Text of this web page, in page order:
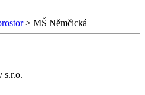
> MŠ Němčická
s.r.o.